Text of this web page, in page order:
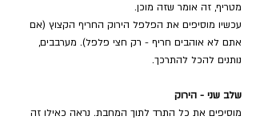
מטריף, זה אומר שזה מוכן.
עכשיו מוסיפים את הפלפל הירוק החריף הקצוץ (אם
אתם לא אוהבים חריף - רק חצי פלפל). מערבבים,
נותנים להכל להתרכך.
שלב שני - הירוק
מוסיפים את כל התרד לתוך המחבת. נראה כאילו זה